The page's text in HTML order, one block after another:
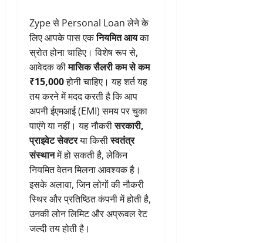
Zype से Personal Loan लेने के
लिए आपके पास एकनियमित आयका
स्रोत होना चाहिए। विशेष रूप से,
आवेदक कीमासिक सैलरी कम से कम
₹15,000होनी चाहिए। यह शर्त यह
तय करने में मदद करती है कि आप
अपनी ईएमआई (EMI) समय पर चुका
पाएंगे या नहीं। यह नौकरीसरकारी,
प्राइवेट सेक्टरया किसीस्वतंत्र
संस्थानमें हो सकती है, लेकिन
नियमित वेतन मिलना आवश्यक है।
इसके अलावा, जिन लोगों की नौकरी
स्थिर और प्रतिष्ठित कंपनी में होती है,
उनकी लोन लिमिट और अप्रूवल रेट
जल्दी तय होती है।